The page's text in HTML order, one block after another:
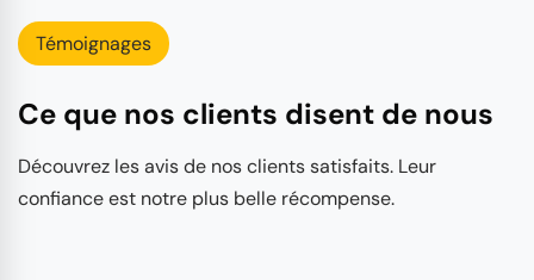
Témoignages
Ce que nos clients disent de nous
Découvrez les avis de nos clients satisfaits. Leur
confiance est notre plus belle récompense.